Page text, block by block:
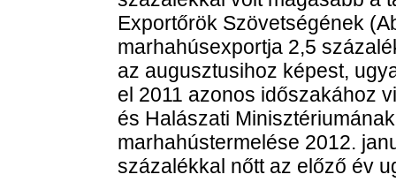
Exportőrök Szövetségének
marhahúsexportja 2,5
az augusztusihoz képest,
el 2011 azonos időszakához
és Halászati
marhahústermelése 2012.
százalékkal nőtt az előző év